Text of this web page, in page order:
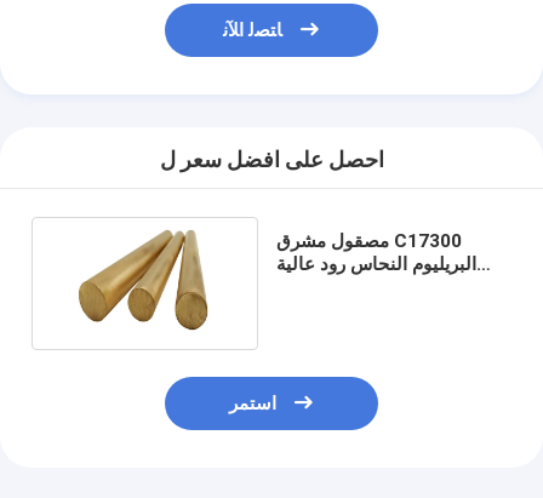
ﺎﺘﺼﻟ ﺍﻶﻧ
احصل على افضل سعر ل
مصقول مشرق C17300
البريليوم النحاس رود عالية
استمر